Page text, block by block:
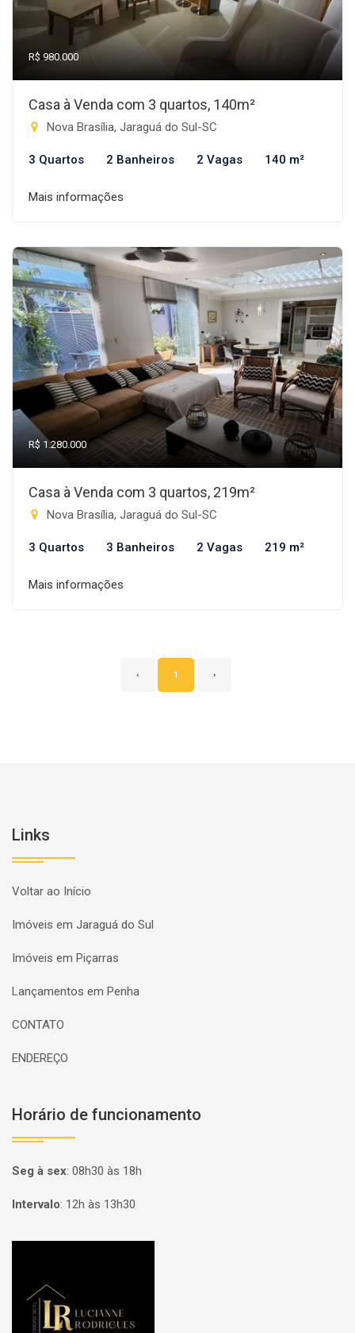
R$ 980.000
Casa à Venda com 3 quartos, 140m²
Nova Brasília, Jaraguá do Sul-SC
3 Quartos 2 Banheiros 2 Vagas 140 m²
Mais informações
R$ 1.280.000
Casa à Venda com 3 quartos, 219m²
Nova Brasília, Jaraguá do Sul-SC
3 Quartos 3 Banheiros 2 Vagas 219 m²
Mais informações
‹ 1 ›
Links
Voltar ao Início
Imóveis em Jaraguá do Sul
Imóveis em Piçarras
Lançamentos em Penha
CONTATO
ENDEREÇO
Horário de funcionamento
Seg à sex: 08h30 às 18h
Intervalo: 12h às 13h30